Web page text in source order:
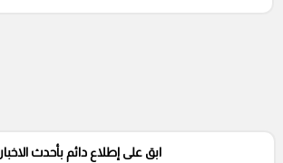
ابق على إطلاع دائم بأحدث الاخبار